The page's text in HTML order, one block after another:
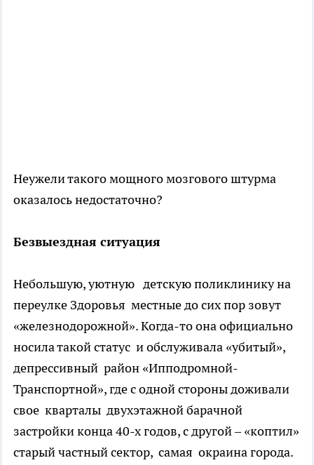
Неужели такого мощного мозгового штурма
оказалось недостаточно?
Безвыездная ситуация
Небольшую, уютную детскую поликлинику на
переулке Здоровья местные до сих пор зовут
«железнодорожной». Когда-то она официально
носила такой статус и обслуживала «убитый»,
депрессивный район «Ипподромной-
Транспортной», где с одной стороны доживали
свое кварталы двухэтажной барачной
застройки конца 40-х годов, с другой – «коптил»
старый частный сектор, самая окраина города.